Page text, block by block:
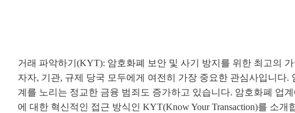
거래 파악하기(KYT): 암호화폐 보안 및 사기 방지를 위한 최고의
자자, 기관, 규제 당국 모두에게 여전히 가장 중요한 관심사입니다
계를 노리는 정교한 금융 범죄도 증가하고 있습니다. 암호화폐 업
에 대한 혁신적인 접근 방식인 KYT(Know Your Transaction)를 소